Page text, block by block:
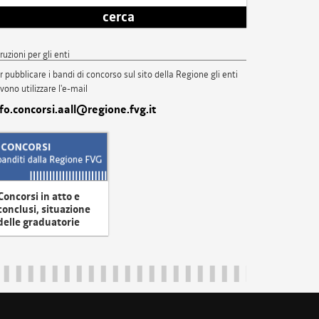
cerca
per gli enti
pubblicare i bandi di concorso sul sito della Regione gli enti
utilizzare l'e-mail
in atto e
situazione
graduatorie